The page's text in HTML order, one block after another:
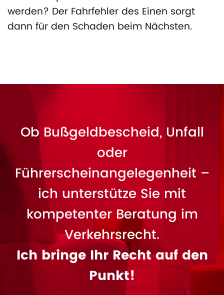
werden? Der Fahrfehler des Einen sorgt
dann für den Schaden beim Nächsten.
Ob Bußgeldbescheid, Unfall
oder
Führerscheinangelegenheit –
ich unterstütze Sie mit
kompetenter Beratung im
Verkehrsrecht.
Ich bringe Ihr Recht auf den
Punkt!